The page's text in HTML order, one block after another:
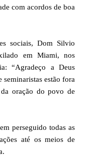
com acordos de boa
sociais, Dom Silvio
em Miami, nos
“Agradeço a Deus
seminaristas estão fora
oração do povo de
perseguido todas as
até os meios de